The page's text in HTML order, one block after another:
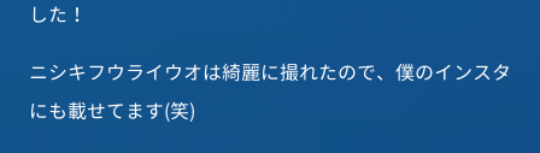
した！
ニシキフウライウオは綺麗に撮れたので、僕のインスタ
にも載せてます(笑)